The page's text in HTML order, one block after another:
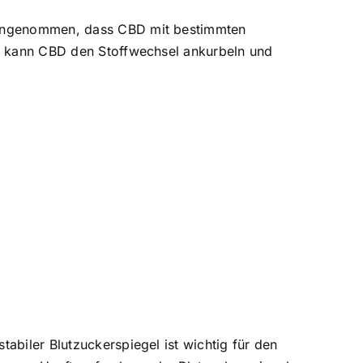
dass CBD mit bestimmten
CBD den Stoffwechsel ankurbeln und
Blutzuckerspiegel ist wichtig für den